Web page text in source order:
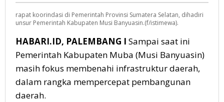
Jalan,
Jembatan
dan
Normalisasi
Sungai
rapat koorindasi di Pemerintah Provinsi Sumatera Selatan, dihadiri
unsur Pemerintah Kabupaten Musi Banyuasin.(f/istimewa).
HABARI.ID, PALEMBANG I Sampai saat ini
Pemerintah Kabupaten Muba (Musi Banyuasin)
masih fokus membenahi infrastruktur daerah,
dalam rangka mempercepat pembangunan
daerah.